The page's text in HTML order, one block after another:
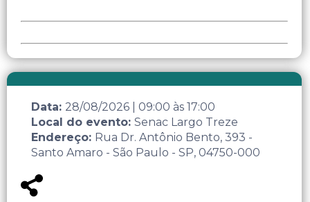
Data: 28/08/2026 09:00 às 17:00
Local do evento: Senac Largo Treze
Endereço: Rua Dr. Antônio Bento, 393 -
Santo Amaro - São Paulo - SP, 04750-000